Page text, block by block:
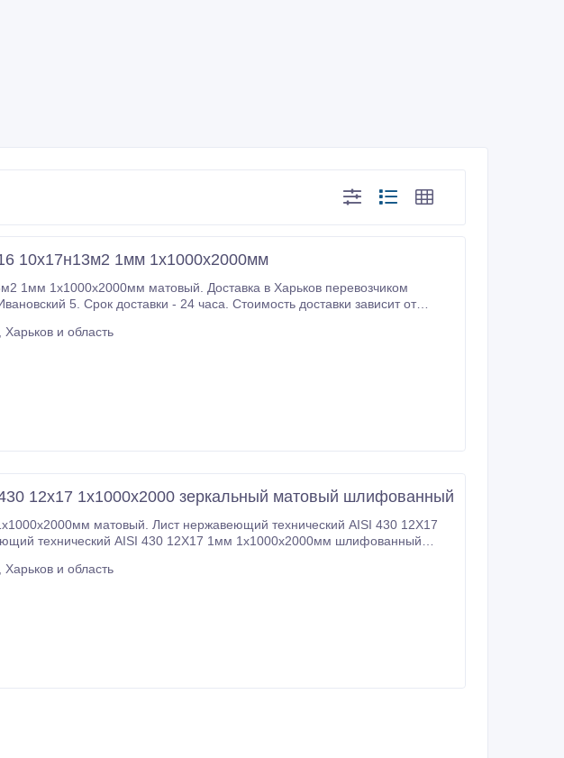
10х17н13м2 1мм 1х1000х2000мм
матовый. Доставка в Харьков перевозчиком
Харьков и область
12х17 1х1000х2000 зеркальный матовый шлифованный
матовый. Лист нержавеющий технический AISI 430 12Х17
технический AISI 430 12Х17 1мм 1х1000х2000мм шлифованный
Харьков и область